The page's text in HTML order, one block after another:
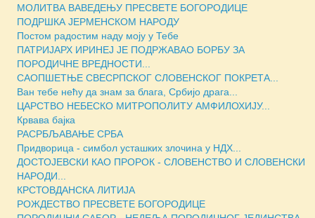
МОЛИТВА ВАВЕДЕЊУ ПРЕСВЕТЕ БОГОРОДИЦЕ
ПОДРШКА ЈЕРМЕНСКОМ НАРОДУ
Постом радостим наду моју у Тебе
ПАТРИЈАРХ ИРИНЕЈ ЈЕ ПОДРЖАВАО БОРБУ ЗА
ПОРОДИЧНЕ ВРЕДНОСТИ...
САОПШЕТЊЕ СВЕСРПСКОГ СЛОВЕНСКОГ ПОКРЕТА...
Ван тебе нећу да знам за блага, Србијо драга...
ЦАРСТВО НЕБЕСКО МИТРОПОЛИТУ АМФИЛОХИЈУ...
Крвава бајка
РАСРБЉАВАЊЕ СРБА
Придворица - симбол усташких злочина у НДХ...
ДОСТОЈЕВСКИ КАО ПРОРОК - СЛОВЕНСТВО И СЛОВЕНСКИ
НАРОДИ...
КРСТОВДАНСКА ЛИТИЈА
РОЖДЕСТВО ПРЕСВЕТЕ БОГОРОДИЦЕ